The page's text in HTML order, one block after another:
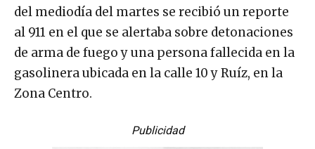
del mediodía del martes se recibió un reporte
al 911 en el que se alertaba sobre detonaciones
de arma de fuego y una persona fallecida en la
gasolinera ubicada en la calle 10 y Ruíz, en la
Zona Centro.
Publicidad